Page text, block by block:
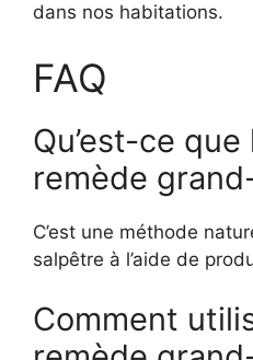
dans nos habitations.
FAQ
Qu’est-ce
remède
C’est une méthode
salpêtre à l’aide de
Comment